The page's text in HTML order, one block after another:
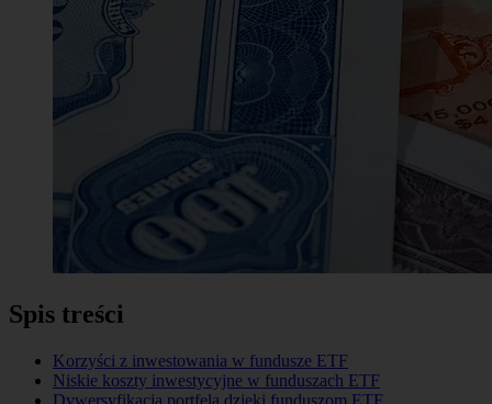
Spis treści
Korzyści z inwestowania w fundusze ETF
Niskie koszty inwestycyjne w funduszach ETF
Dywersyfikacja portfela dzięki funduszom ETF